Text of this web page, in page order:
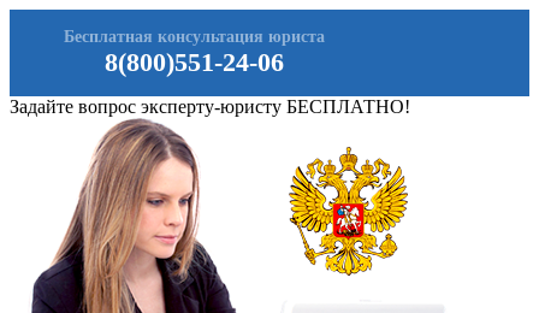
8(800)551-24-06
Бесплатная консультация юриста
Задайте вопрос эксперту-юристу БЕСПЛАТНО!